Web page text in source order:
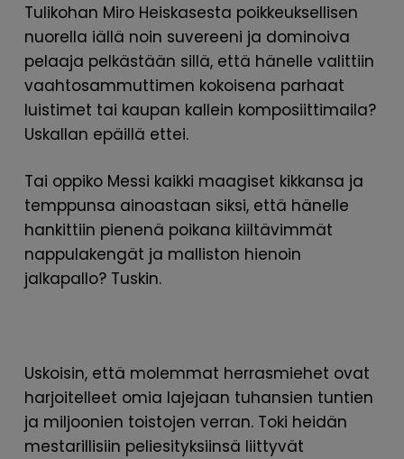
Tulikohan Miro Heiskasesta poikkeuksellisen
nuorella iällä noin suvereeni ja dominoiva
pelaaja pelkästään sillä, että hänelle valittiin
vaahtosammuttimen kokoisena parhaat
luistimet tai kaupan kallein komposiittimaila?
Uskallan epäillä ettei.
Tai oppiko Messi kaikki maagiset kikkansa ja
temppunsa ainoastaan siksi, että hänelle
hankittiin pienenä poikana kiiltävimmät
nappulakengät ja malliston hienoin
jalkapallo? Tuskin.
Uskoisin, että molemmat herrasmiehet ovat
harjoitelleet omia lajejaan tuhansien tuntien
ja miljoonien toistojen verran. Toki heidän
mestarillisiin peliesityksiinsä liittyvät